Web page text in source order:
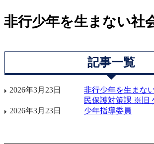
非行少年を生まない社
記事一覧
2026年3月23日
非行少年を生まな
民保護対策課 ※旧
2026年3月23日
少年指導委員